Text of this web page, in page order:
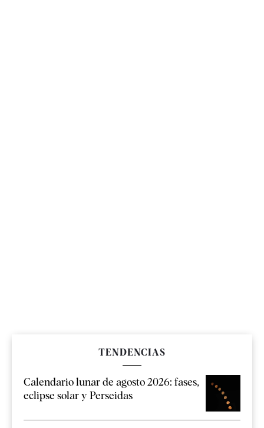
TENDENCIAS
Calendario lunar de agosto 2026: fases,
eclipse solar y Perseidas